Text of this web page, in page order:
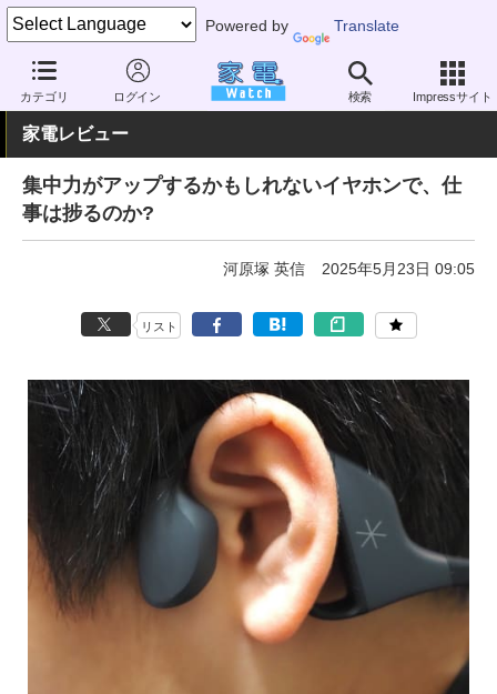
Powered by Translate
カテゴリ ログイン 検索 Impressサイト
家電 Watch その他・家電 雑貨 雑貨（一般）
家電レビュー
集中力がアップするかもしれないイヤホンで、仕
事は捗るのか?
河原塚 英信 2025年5月23日 09:05
リスト